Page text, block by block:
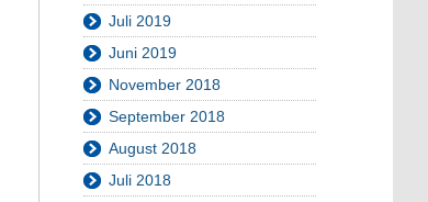
Juli 2019
Juni 2019
November 2018
September 2018
August 2018
Juli 2018